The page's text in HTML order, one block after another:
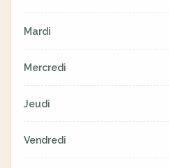
Mardi
Mercredi
Jeudi
Vendredi